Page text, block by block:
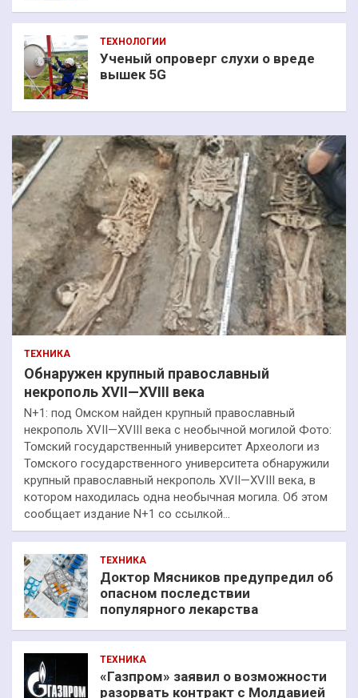
ТЕХНОЛОГИИ
Ученый опроверг слухи о вреде
вышек 5G
ТЕХНИКА
Обнаружен крупный православный
некрополь XVII—XVIII века
N+1: под Омском найден крупный православный
некрополь XVII—XVIII века с необычной могилой Фото:
Томский государственный университет Археологи из
Томского государственного университета обнаружили
крупный православный некрополь XVII—XVIII века, в
котором находилась одна необычная могила. Об этом
сообщает издание N+1 со ссылкой…
ТЕХНИКА
Доктор Мясников предупредил об
опасном последствии
популярного лекарства
ТЕХНИКА
«Газпром» заявил о возможности
разорвать контракт с Молдавией